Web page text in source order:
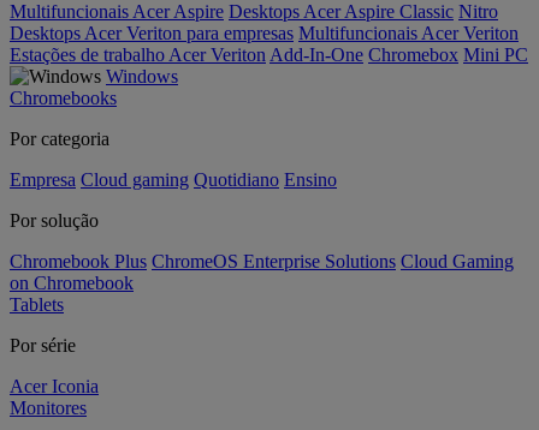
Multifuncionais Acer Aspire Desktops Acer Aspire Classic Nitro
Desktops Acer Veriton para empresas Multifuncionais Acer Veriton
Estações de trabalho Acer Veriton Add-In-One Chromebox Mini PC
Windows
Chromebooks
Por categoria
Empresa Cloud gaming Quotidiano Ensino
Por solução
Chromebook Plus ChromeOS Enterprise Solutions Cloud Gaming
on Chromebook
Tablets
Por série
Acer Iconia
Monitores